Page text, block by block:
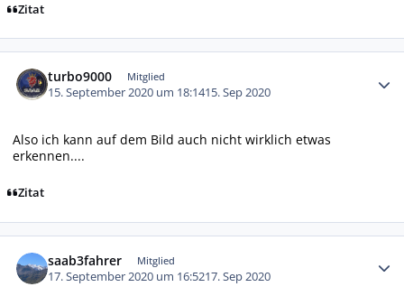
Zitat
turbo9000 Mitglied
15. September 2020 um 18:1415. Sep 2020
Also ich kann auf dem Bild auch nicht wirklich etwas
erkennen....
Zitat
saab3fahrer Mitglied
17. September 2020 um 16:5217. Sep 2020